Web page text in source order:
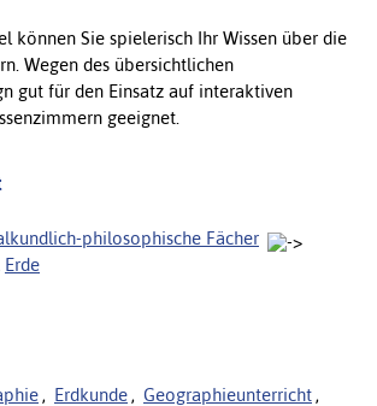
können Sie spielerisch Ihr Wissen über die
Wegen des übersichtlichen
gut für den Einsatz auf interaktiven
geeignet.
philosophische Fächer
Erde
, Erdkunde , Geographieunterricht ,